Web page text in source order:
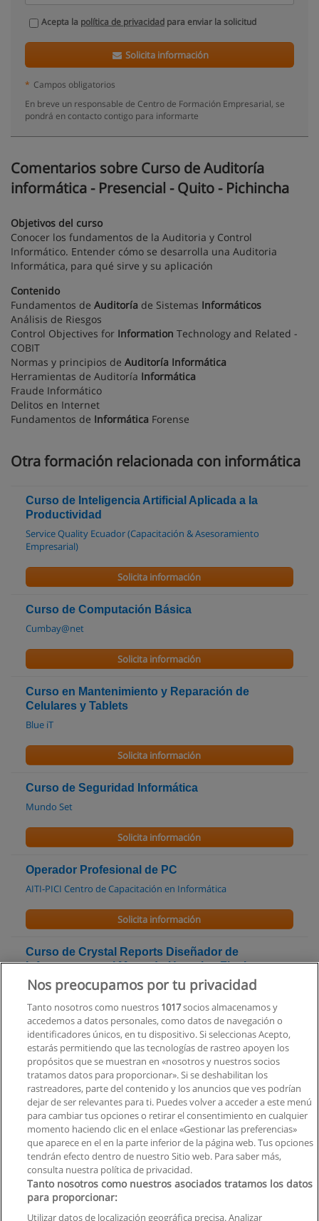
Acepta la política de privacidad para enviar la solicitud
Solicita información
* Campos obligatorios
En breve un responsable de Centro de Formación Empresarial, se
pondrá en contacto contigo para informarte
Comentarios sobre Curso de Auditoría
informática - Presencial - Quito - Pichincha
Objetivos del curso
Conocer los fundamentos de la Auditoria y Control
Informático. Entender cómo se desarrolla una Auditoria
Informática, para qué sirve y su aplicación
Contenido
Fundamentos de Auditoría de Sistemas Informáticos
Análisis de Riesgos
Control Objectives for Information Technology and Related -
COBIT
Normas y principios de Auditoría Informática
Herramientas de Auditoría Informática
Fraude Informático
Delitos en Internet
Fundamentos de Informática Forense
Otra formación relacionada con informática
Curso de Inteligencia Artificial Aplicada a la
Productividad
Service Quality Ecuador (Capacitación & Asesoramiento
Empresarial)
Solicita información
Curso de Computación Básica
Cumbay@net
Solicita información
Curso en Mantenimiento y Reparación de
Celulares y Tablets
Blue iT
Solicita información
Curso de Seguridad Informática
Mundo Set
Solicita información
Operador Profesional de PC
AITI-PICI Centro de Capacitación en Informática
Solicita información
Curso de Crystal Reports Diseñador de
Informenes en el Mercado Usuarios Finales
Desarrolladores
Solicita información
Curso Analista SOA (Generación 2) Certificado
por SOA School
Itehl Consulting - Ecuador
Solicita información
Nos preocupamos por tu privacidad
Tanto nosotros como nuestros 1017socios almacenamos y
accedemos a datos personales, como datos de navegación o
identificadores únicos, en tu dispositivo. Si seleccionas Acepto,
estarás permitiendo que las tecnologías de rastreo apoyen los
propósitos que se muestran en «nosotros y nuestros socios
tratamos datos para proporcionar». Si se deshabilitan los
rastreadores, parte del contenido y los anuncios que ves podrían
dejar de ser relevantes para ti. Puedes volver a acceder a este menú
para cambiar tus opciones o retirar el consentimiento en cualquier
momento haciendo clic en el enlace «Gestionar las preferencias»
que aparece en el en la parte inferior de la página web. Tus opciones
tendrán efecto dentro de nuestro Sitio web. Para saber más,
consulta nuestra política de privacidad.
Tanto nosotros como nuestros asociados tratamos los datos
para proporcionar:
Utilizar datos de localización geográfica precisa. Analizar